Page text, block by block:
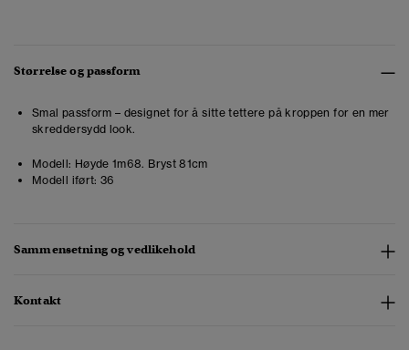
Størrelse og passform
Smal passform – designet for å sitte tettere på kroppen for en mer
skreddersydd look.
Modell: Høyde 1m68. Bryst 81cm
Modell iført: 36
Sammensetning og vedlikehold
Kontakt